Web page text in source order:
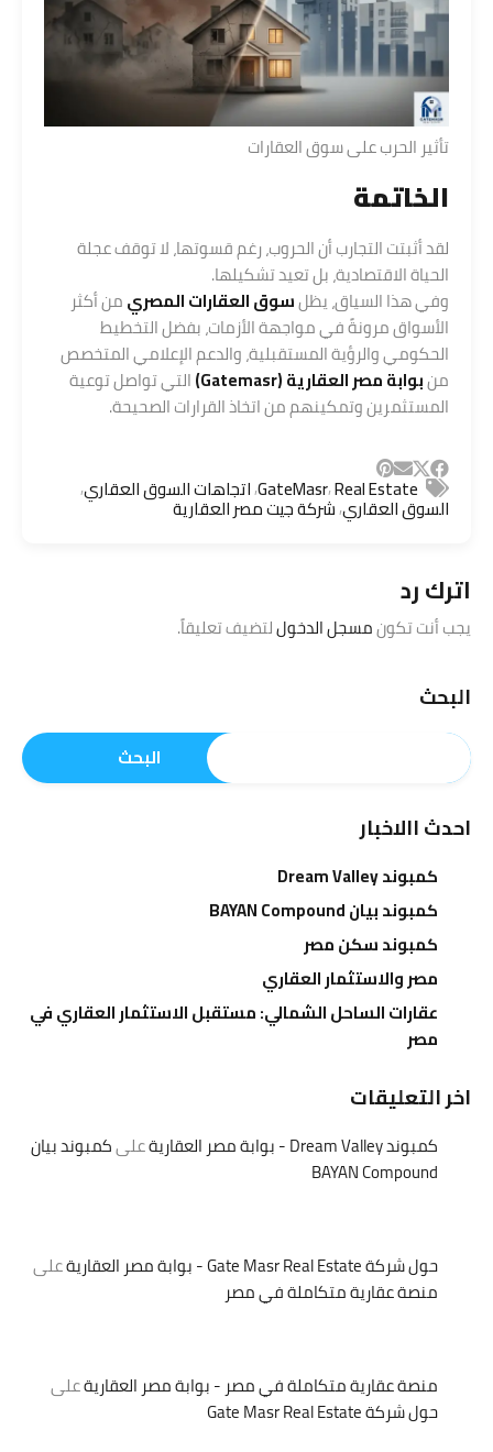
تأثير الحرب على سوق العقارات
الخاتمة
لقد أثبتت التجارب أن الحروب، رغم قسوتها، لا توقف عجلة
الحياة الاقتصادية، بل تعيد تشكيلها.
وفي هذا السياق، يظلسوق العقارات المصريمن أكثر
الأسواق مرونةً في مواجهة الأزمات، بفضل التخطيط
الحكومي والرؤية المستقبلية، والدعم الإعلامي المتخصص
منبوابة مصر العقارية (Gatemasr
)التي تواصل توعية
المستثمرين وتمكينهم من اتخاذ القرارات الصحيحة.
GateMasr,Real Estate
,اتجاهات السوق العقاري,
السوق العقاري,شركة جيت مصر العقارية
اترك رد
يجب أنت تكونمسجل الدخوللتضيف تعليقاً.
البحث
البحث
احدث االاخبار
كمبوند Dream Valley
كمبوند بيان BAYAN Compound
كمبوند سكن مصر
مصر والاستثمار العقاري
عقارات الساحل الشمالي: مستقبل الاستثمار العقاري في
مصر
اخر التعليقات
كمبوند Dream Valley - بوابة مصر العقارية علىكمبوند بيان
BAYAN Compound
حول شركة Gate Masr Real Estate - بوابة مصر العقارية
على
منصة عقارية متكاملة في مصر
منصة عقارية متكاملة في مصر - بوابة مصر العقاريةعلى
حول شركة Gate Masr Real Estate